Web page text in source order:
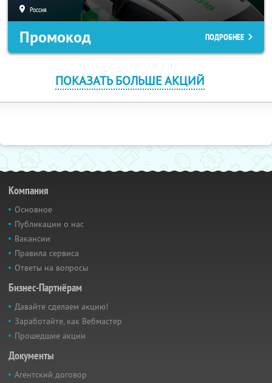
Россия
Промокод ПОДРОБНЕЕ
ПОКАЗАТЬ БОЛЬШЕ АКЦИЙ
Компания
Основное
Публикации о нас
Вакансии
Правила сервиса
Ответы на вопросы
Бизнес-Партнёрам
Давайте сделаем акцию!
Заработайте, как Вебмастер
Прошедшие акции
Документы
Агентский договор